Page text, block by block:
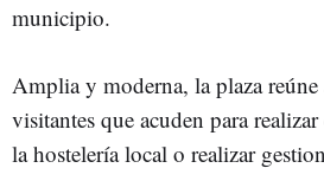
municipio.
Amplia y moderna, la plaza
visitantes que acuden para
la hostelería local o realizar